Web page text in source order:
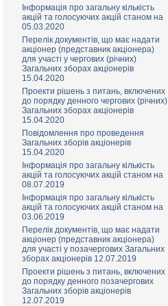
Інформація про загальну кількість
акцій та голосуючих акцій станом на
05.03.2020
Перелік документів, що має надати
акціонер (представник акціонера)
для участі у чергових (річних)
Загальних зборах акціонерів
15.04.2020
Проекти рішень з питань, включених
до порядку денного чергових (річних)
Загальних зборах акціонерів
15.04.2020
Повідомлення про проведення
Загальних зборів акціонерів
15.04.2020
Інформація про загальну кількість
акцій та голосуючих акцій станом на
08.07.2019
Інформація про загальну кількість
акцій та голосуючих акцій станом на
03.06.2019
Перелік документів, що має надати
акціонер (представник акціонера)
для участі у позачергових Загальних
зборах акціонерів 12.07.2019
Проекти рішень з питань, включених
до порядку денного позачергових
Загальних зборів акціонерів
12.07.2019